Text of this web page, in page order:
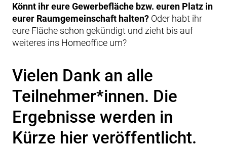
Könnt ihr eure Gewerbefläche bzw. euren Platz in
eurer Raumgemeinschaft halten? Oder habt ihr
eure Fläche schon gekündigt und zieht bis auf
weiteres ins Homeoffice um?
Vielen Dank an alle
Teilnehmer*innen. Die
Ergebnisse werden in
Kürze hier veröffentlicht.